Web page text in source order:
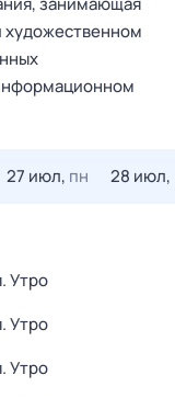
художественном
27 июл, пн 28 июл,
Утро
Утро
Утро